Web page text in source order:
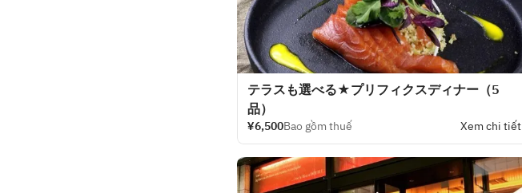
テラスも選べる★プリフィクスディナー（5
品）
¥6,500Bao gồm thuế Xem chi tiết